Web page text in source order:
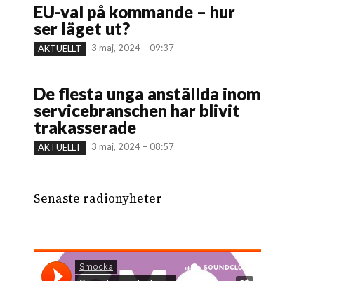
EU-val på kommande – hur
ser läget ut?
AKTUELLT 3 maj, 2024 – 09:37
De flesta unga anställda inom
servicebranschen har blivit
trakasserade
AKTUELLT 3 maj, 2024 – 08:57
Senaste radionyheter